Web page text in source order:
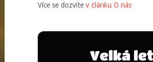
Více se dozvíte v článku O nás